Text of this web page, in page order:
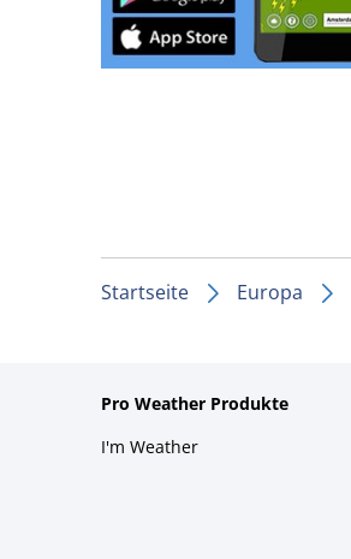
Startseite Europa
Pro Weather Produkte
I'm Weather